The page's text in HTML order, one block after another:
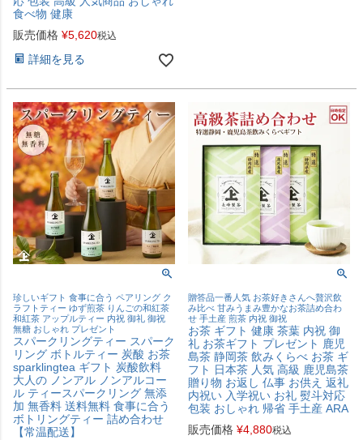
食べ物 健康
販売価格 ¥5,620税込
詳細を見る
珍しいギフト 食事に合う ペアリング ク
ラフトティー ゆず煎茶 りんごの和紅茶
和紅茶 アップルティー 内祝 御礼 御祝
無糖 おしゃれ プレゼント
スパークリングティー スパーク
リング ボトルティー 炭酸 お茶
sparklingtea ギフト 炭酸飲料
大人の ノンアル ノンアルコー
ル ティースパークリング 無添
加 無香料 送料無料 食事に合う
ボトリングティー 詰め合わせ
【常温配送】
贈答品一番人気 お茶好きさんへ贅沢飲
み比べ 甘みうまみ豊かなお茶詰め合わ
せ 手土産 煎茶 内祝 御祝
お茶 ギフト 健康 茶葉 内祝 御
礼 お茶ギフト プレゼント 鹿児
島茶 静岡茶 飲みくらべ お茶 ギ
フト 日本茶 人気 高級 鹿児島茶
贈り物 お返し 仏事 お供え 返礼
内祝い 入学祝い お礼 熨斗対応
包装 おしゃれ 帰省 手土産 ARA
販売価格 ¥4,880税込